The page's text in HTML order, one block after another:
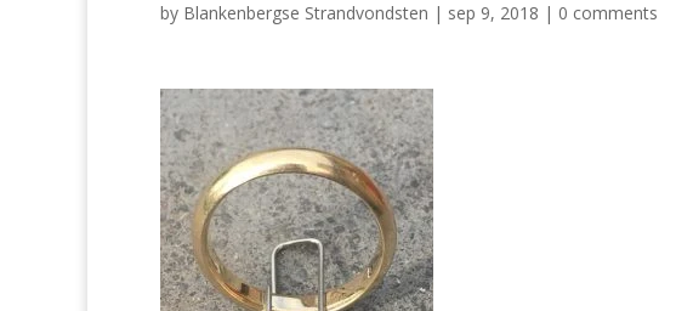
by Blankenbergse Strandvondsten | sep 9, 2018 | 0 comments